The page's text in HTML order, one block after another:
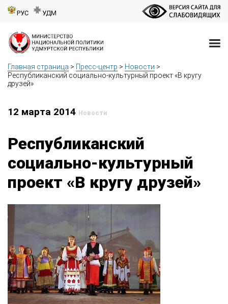
РУС УДМ
Главная страница > Пресс-центр > Новости >
Республиканский социально-культурный проект «В кругу
друзей»
12 марта 2014 Новости
Республиканский
социально-культурный
проект «В кругу друзей»